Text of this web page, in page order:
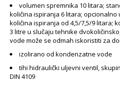
volumen spremnika 10 litara;
količina ispiranja 6 litara;
količina ispiranja od 4,5/7,5/9 litara;
3 litre u slučaju tehnike
vode može se odmah iskoristiti za
izolirano od kondenzatne vode
tihi hidraulički uljevni ventil,
DIN 4109